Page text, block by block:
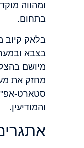
ומהווה
בתחום.
בלאק קיוב
בצבא
מיושם
מחזק את
סטארט-אפ"
והמודיעין.